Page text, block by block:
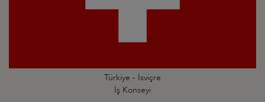
Türkiye - İsviçre
İş Konseyi